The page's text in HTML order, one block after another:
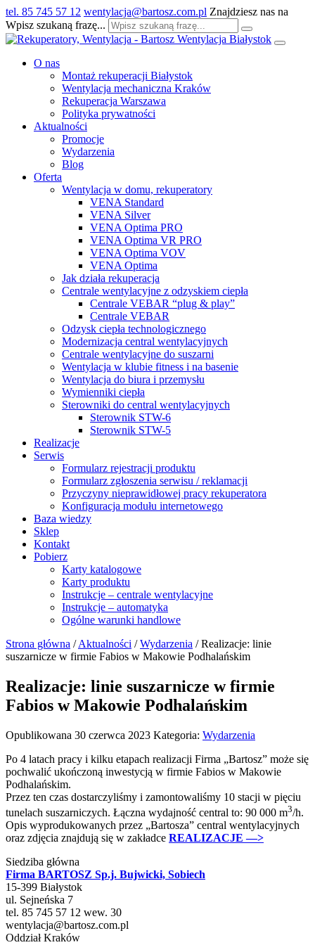
tel. 85 745 57 12 wentylacja@bartosz.com.pl Znajdziesz nas na
Wpisz szukaną frazę...
O nas
Montaż rekuperacji Białystok
Wentylacja mechaniczna Kraków
Rekuperacja Warszawa
Polityka prywatności
Aktualności
Promocje
Wydarzenia
Blog
Oferta
Wentylacja w domu, rekuperatory
VENA Standard
VENA Silver
VENA Optima PRO
VENA Optima VR PRO
VENA Optima VOV
VENA Optima
Jak działa rekuperacja
Centrale wentylacyjne z odzyskiem ciepła
Centrale VEBAR “plug & play”
Centrale VEBAR
Odzysk ciepła technologicznego
Modernizacja central wentylacyjnych
Centrale wentylacyjne do suszarni
Wentylacja w klubie fitness i na basenie
Wentylacja do biura i przemysłu
Wymienniki ciepła
Sterowniki do central wentylacyjnych
Sterownik STW-6
Sterownik STW-5
Realizacje
Serwis
Formularz rejestracji produktu
Formularz zgłoszenia serwisu / reklamacji
Przyczyny nieprawidłowej pracy rekuperatora
Konfiguracja modułu internetowego
Baza wiedzy
Sklep
Kontakt
Pobierz
Karty katalogowe
Karty produktu
Instrukcje – centrale wentylacyjne
Instrukcje – automatyka
Ogólne warunki handlowe
Strona główna /Aktualności /Wydarzenia /Realizacje: linie
suszarnicze w firmie Fabios w Makowie Podhalańskim
Realizacje: linie suszarnicze w firmie
Fabios w Makowie Podhalańskim
Opublikowana 30 czerwca 2023 Kategoria: Wydarzenia
Po 4 latach pracy i kilku etapach realizacji Firma „Bartosz” może się
pochwalić ukończoną inwestycją w firmie Fabios w Makowie
Podhalańskim.
Przez ten czas dostarczyliśmy i zamontowaliśmy 10 stacji w pięciu
tunelach suszarniczych. Łączna wydajność central to: 90 000 m3/h.
Opis wyprodukowanych przez „Bartosza” central wentylacyjnych
oraz zdjęcia znajdują się w zakładce REALIZACJE —>
Siedziba główna
Firma BARTOSZ Sp.j. Bujwicki, Sobiech
15-399 Białystok
ul. Sejneńska 7
tel. 85 745 57 12 wew. 30
wentylacja@bartosz.com.pl
Oddział Kraków